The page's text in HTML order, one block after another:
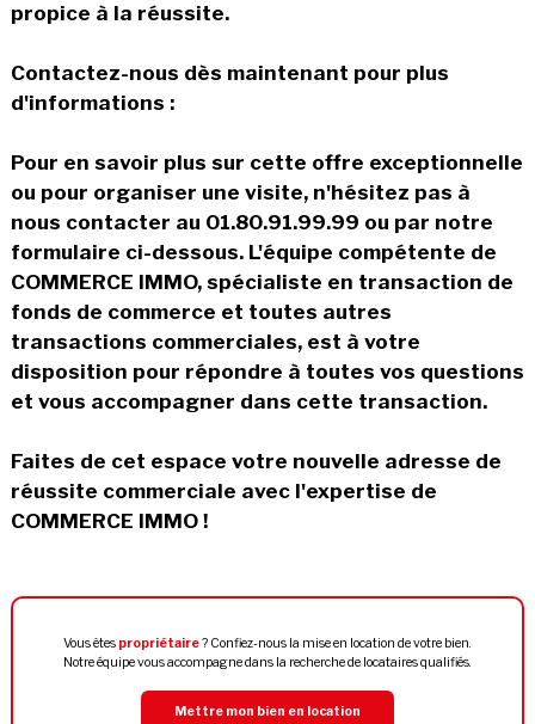
propice à la réussite.
Contactez-nous dès maintenant pour plus
d'informations :
Pour en savoir plus sur cette offre exceptionnelle
ou pour organiser une visite, n'hésitez pas à
nous contacter au 01.80.91.99.99 ou par notre
formulaire ci-dessous. L'équipe compétente de
COMMERCE IMMO, spécialiste en transaction de
fonds de commerce et toutes autres
transactions commerciales, est à votre
disposition pour répondre à toutes vos questions
et vous accompagner dans cette transaction.
Faites de cet espace votre nouvelle adresse de
réussite commerciale avec l'expertise de
COMMERCE IMMO !
Vous êtes propriétaire? Confiez-nous la mise en location de votre bien.
Notre équipe vous accompagne dans la recherche de locataires qualifiés.
Mettre mon bien en location